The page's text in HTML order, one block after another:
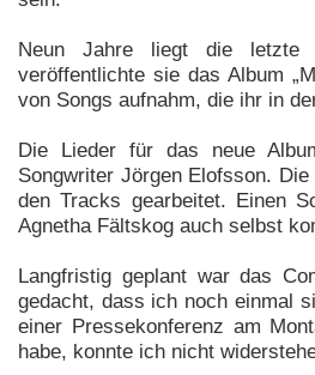
Neun Jahre liegt die letzte
veröffentlichte sie das Album
von Songs aufnahm, die ihr in
Die Lieder für das neue
Songwriter Jörgen Elofsson.
den Tracks gearbeitet. Einen
Agnetha Fältskog auch selbst
Langfristig geplant war das
gedacht, dass ich noch einmal
einer Pressekonferenz am
habe, konnte ich nicht